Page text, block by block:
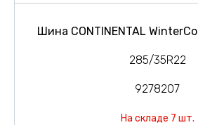
Шина CONTINENTAL
285/35R22
9278207
На складе 7 шт.